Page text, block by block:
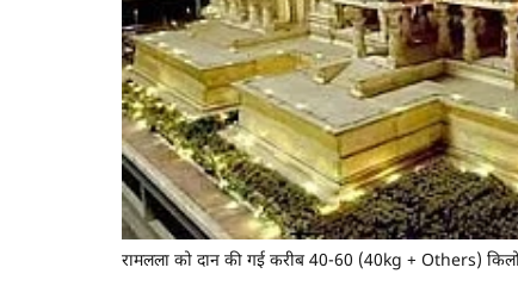
रामलला को दान की गई करीब 40-60 (40kg + Others)